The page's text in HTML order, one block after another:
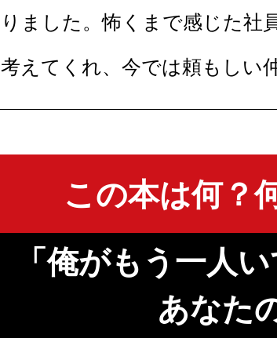
りました。怖くまで感じた社
考えてくれ、今では頼もしい
この本は何？
「俺がもう一人
あなた